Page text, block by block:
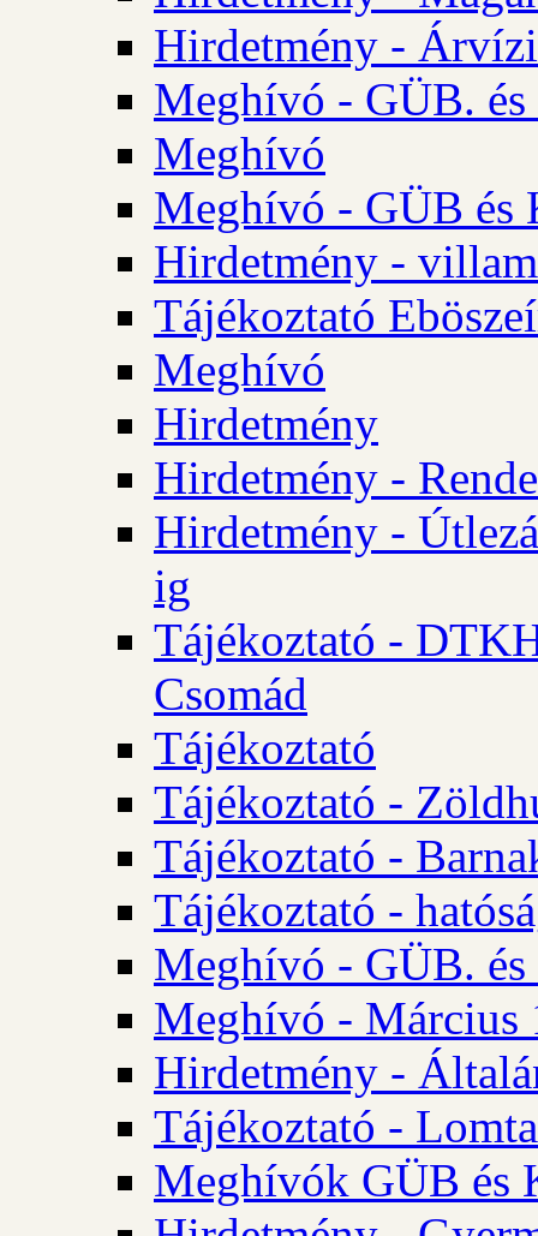
Hirdetmény -
Meghívó - GÜB.
Meghívó
Meghívó - GÜB és
Hirdetmény -
Tájékoztató
Meghívó
Hirdetmény
Hirdetmény -
Hirdetmény -
ig
Tájékoztató -
Csomád
Tájékoztató
Tájékoztató -
Tájékoztató -
Tájékoztató -
Meghívó - GÜB.
Meghívó - Március
Hirdetmény -
Tájékoztató -
Meghívók GÜB és